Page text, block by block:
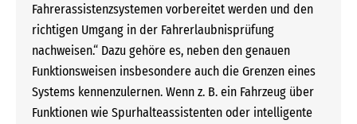
Fahrerassistenzsystemen vorbereitet werden und den
richtigen Umgang in der Fahrerlaubnisprüfung
nachweisen.“ Dazu gehöre es, neben den genauen
Funktionsweisen insbesondere auch die Grenzen eines
Systems kennenzulernen. Wenn z. B. ein Fahrzeug über
Funktionen wie Spurhalteassistenten oder intelligente